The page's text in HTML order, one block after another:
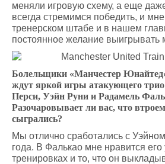
меняли игровую схему, а еще
всегда стремимся победить, и
тренерском штабе и в нашем
постоянное желание выигрывать
Болельщики «Манчестер
ждут яркой игры атакующего
Перси, Уэйн Руни и Радамель
Разочаровывает ли вас, что
сыгрались?
Мы отлично сработались с
года. В Фалькао мне нравится его
тренировках и то, что он